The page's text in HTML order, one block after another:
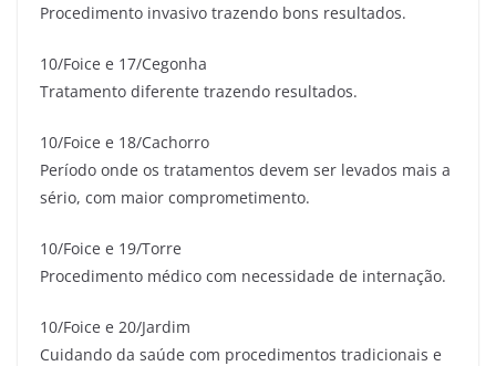
Procedimento invasivo trazendo bons resultados.
10/Foice e 17/Cegonha
Tratamento diferente trazendo resultados.
10/Foice e 18/Cachorro
Período onde os tratamentos devem ser levados mais a
sério, com maior comprometimento.
10/Foice e 19/Torre
Procedimento médico com necessidade de internação.
10/Foice e 20/Jardim
Cuidando da saúde com procedimentos tradicionais e